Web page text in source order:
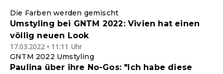
Die Farben werden gemischt
Umstyling bei GNTM 2022: Vivien hat einen
völlig neuen Look
17.03.2022 • 11:11 Uhr
GNTM 2022 Umstyling
Paulina über ihre No-Gos: "Ich habe diese